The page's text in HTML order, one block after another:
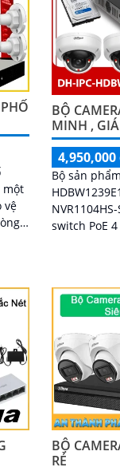
một
vệ
và
BỘ
MINH , GIÁ
4,950,000
Bộ sản
switch PoE
BỘ
RẺ